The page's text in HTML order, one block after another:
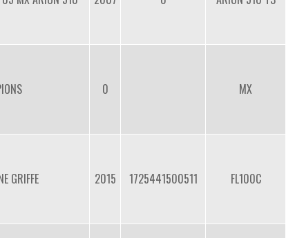
0 MX
GRIFFE 2015 1725441500511 FL100C